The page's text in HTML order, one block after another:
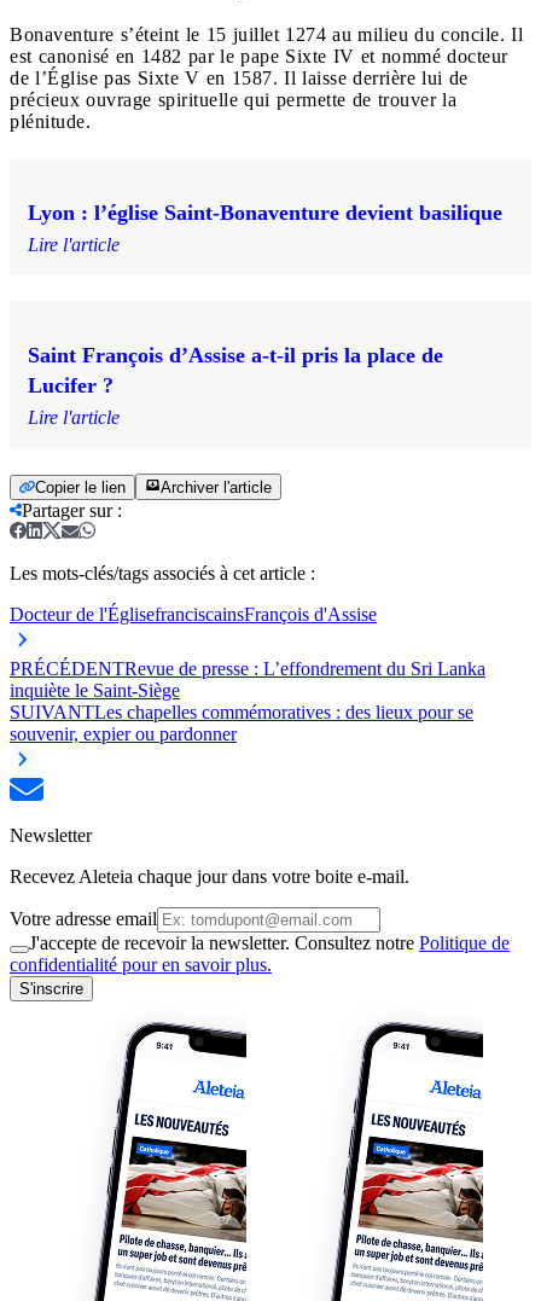
Bonaventure s’éteint le 15 juillet 1274 au milieu du concile. Il
est canonisé en 1482 par le pape Sixte IV et nommé docteur
de l’Église pas Sixte V en 1587. Il laisse derrière lui de
précieux ouvrage spirituelle qui permette de trouver la
plénitude.
Lyon : l’église Saint-Bonaventure devient basilique
Lire l'article
Saint François d’Assise a-t-il pris la place de
Lucifer ?
Lire l'article
Copier le lien Archiver l'article
Partager sur:
Les mots-clés/tags associés à cet article :
Docteur de l'ÉglisefranciscainsFrançois d'Assise
PRÉCÉDENTRevue de presse : L’effondrement du Sri Lanka
inquiète le Saint-Siège
SUIVANTLes chapelles commémoratives : des lieux pour se
souvenir, expier ou pardonner
Newsletter
Recevez Aleteia chaque jour dans votre boite e-mail.
Votre adresse email
J'accepte de recevoir la newsletter. Consultez notre Politique de
confidentialité pour en savoir plus.
S'inscrire